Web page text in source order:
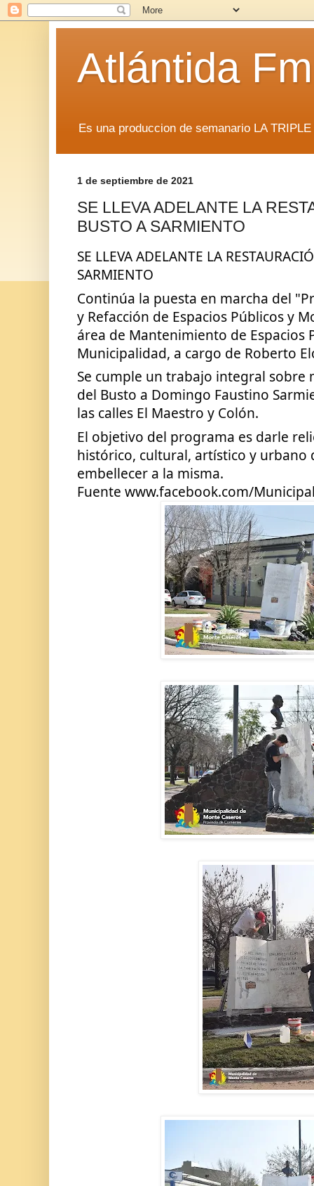
Atlántida
Es una produccion de semanario LA
1 de septiembre de 2021
SE LLEVA ADELANTE LA
BUSTO A SARMIENTO
SE LLEVA ADELANTE LA
SARMIENTO
Continúa la puesta en marcha del
y Refacción de Espacios Públicos y
área de Mantenimiento de Espacios
Municipalidad, a cargo de Roberto
Se cumple un trabajo integral
del Busto a Domingo Faustino
las calles El Maestro y Colón.
El objetivo del programa es darle
histórico, cultural, artístico y urbano
embellecer a la misma.
Fuente www.facebook.com/